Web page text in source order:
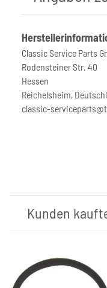
Classic Service Parts
Rodensteiner Str. 40
Hessen
Reichelsheim,
classic-
Kunden